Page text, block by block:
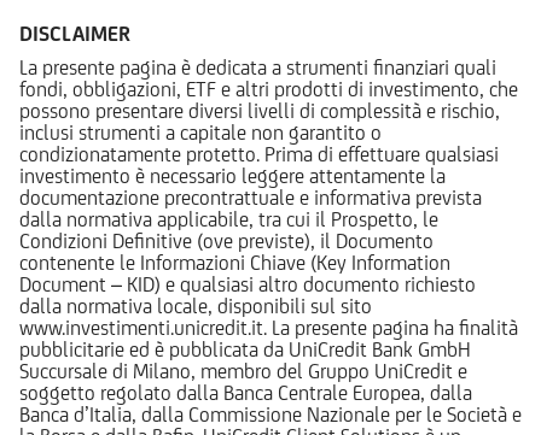
DISCLAIMER
La presente pagina è dedicata a strumenti finanziari quali
fondi, obbligazioni, ETF e altri prodotti di investimento, che
possono presentare diversi livelli di complessità e rischio,
inclusi strumenti a capitale non garantito o
condizionatamente protetto. Prima di effettuare qualsiasi
investimento è necessario leggere attentamente la
documentazione precontrattuale e informativa prevista
dalla normativa applicabile, tra cui il Prospetto, le
Condizioni Definitive (ove previste), il Documento
contenente le Informazioni Chiave (Key Information
Document – KID) e qualsiasi altro documento richiesto
dalla normativa locale, disponibili sul sito
www.investimenti.unicredit.it. La presente pagina ha finalità
pubblicitarie ed è pubblicata da UniCredit Bank GmbH
Succursale di Milano, membro del Gruppo UniCredit e
soggetto regolato dalla Banca Centrale Europea, dalla
Banca d’Italia, dalla Commissione Nazionale per le Società e